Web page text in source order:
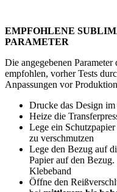
EMPFOHLENE
PARAMETER
Die angegebenen Parameter
empfohlen, vorher Tests
Anpassungen vor
Drucke das Design im
Heize die
Lege ein
zu verschmutzen
Lege den Bezug auf
Papier auf den
Klebeband
Öffne den